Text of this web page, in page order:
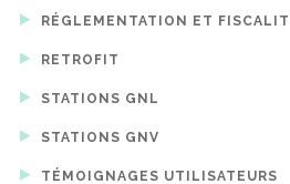
RÉGLEMENTATION ET
RETROFIT
STATIONS GNL
STATIONS GNV
TÉMOIGNAGES UTILISATEURS